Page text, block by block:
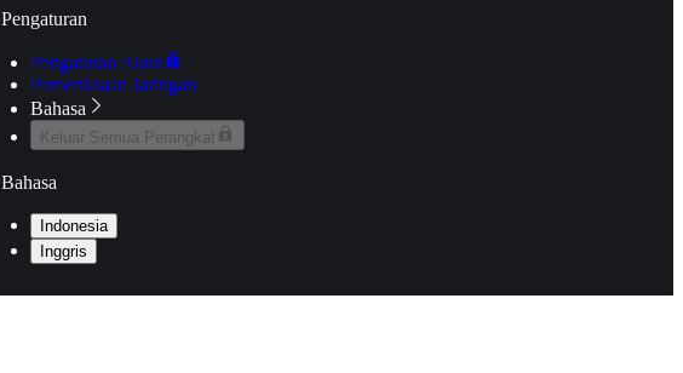
Pengaturan
Pengaturan Akun
Pemeriksaan Jaringan
Bahasa
Keluar Semua Perangkat
Bahasa
Indonesia
Inggris